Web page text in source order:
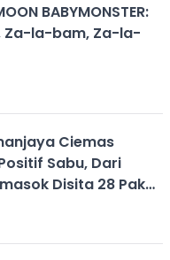
BABYMONSTER:
Za-la-bam, Za-la-
Ciemas
Sabu, Dari
Disita 28 Paket